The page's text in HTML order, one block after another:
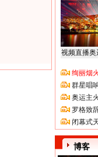
视频直播
绚丽烟
群星唱
奥运主
罗格致
闭幕式
博客